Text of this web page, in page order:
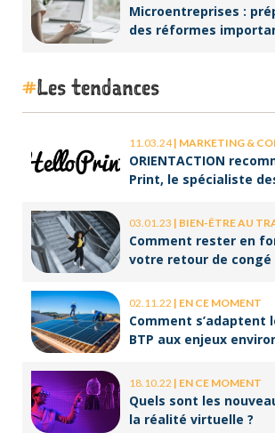
Microentreprises :
des réformes
Les tendances
11.03.24| MARKETING &
ORIENTACTION
Print, le spécialiste
03.01.23 | BIEN-ÊTRE AU
Comment rester en
votre retour de congé
02.11.22 | EN CE MOMENT
Comment s’adaptent
BTP aux enjeux
18.10.22 | EN CE MOMENT
Quels sont les
la réalité virtuelle ?